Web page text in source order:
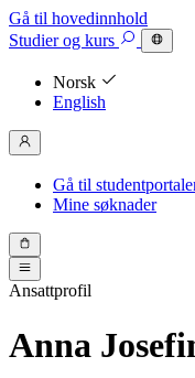
Gå til hovedinnhold
Studierog kurs
Norsk
English
Gå til
Mine søknader
Ansattprofil
Anna